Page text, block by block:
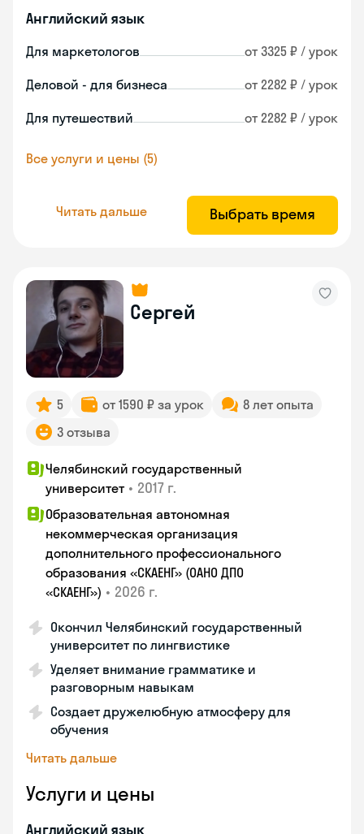
Английский язык
Для маркетологов от 3325 ₽ / урок
Деловой - для бизнеса от 2282 ₽ / урок
Для путешествий от 2282 ₽ / урок
Все услуги и цены (5)
Читать дальше Выбрать время
Сергей
5 от 1590 ₽ за урок
8 лет опыта
3 отзыва
Челябинский государственный
университет • 2017 г.
Образовательная автономная
некоммерческая организация
дополнительного профессионального
образования «СКАЕНГ» (ОАНО ДПО
«СКАЕНГ») • 2026 г.
Окончил Челябинский государственный
университет по лингвистике
Уделяет внимание грамматике и
разговорным навыкам
Создает дружелюбную атмосферу для
обучения
Читать дальше
Услуги и цены
Английский язык